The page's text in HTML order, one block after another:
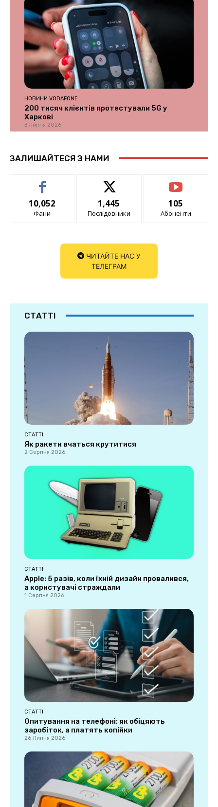
НОВИНИ VODAFONE
200 тисяч клієнтів протестували 5G у
Харкові
3 Липня 2026
ЗАЛИШАЙТЕСЯ З НАМИ
10,052
Фани
1,445
Послідовники
105
Абоненти
ЧИТАЙТЕ НАС У
ТЕЛЕГРАМ
СТАТТІ
СТАТТІ
Як ракети вчаться крутитися
2 Серпня 2026
СТАТТІ
Apple: 5 разів, коли їхній дизайн провалився,
а користувачі страждали
1 Серпня 2026
СТАТТІ
Опитування на телефоні: як обіцяють
заробіток, а платять копійки
26 Липня 2026